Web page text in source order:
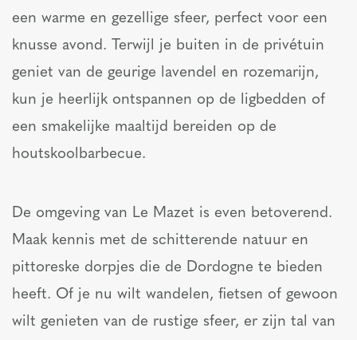
een warme en gezellige sfeer, perfect voor een
knusse avond. Terwijl je buiten in de privétuin
geniet van de geurige lavendel en rozemarijn,
kun je heerlijk ontspannen op de ligbedden of
een smakelijke maaltijd bereiden op de
houtskoolbarbecue.
De omgeving van Le Mazet is even betoverend.
Maak kennis met de schitterende natuur en
pittoreske dorpjes die de Dordogne te bieden
heeft. Of je nu wilt wandelen, fietsen of gewoon
wilt genieten van de rustige sfeer, er zijn tal van